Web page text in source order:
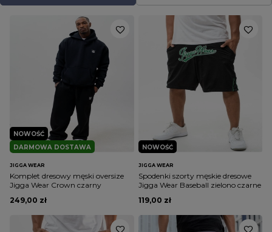
NOWOŚĆ
DARMOWA DOSTAWA
JIGGA WEAR
Komplet dresowy męski oversize
Jigga Wear Crown czarny
249,00 zł
NOWOŚĆ
JIGGA WEAR
Spodenki szorty męskie dresowe
Jigga Wear Baseball zielono czarne
119,00 zł